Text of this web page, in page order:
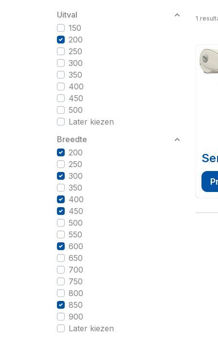
Uitval
150
200
250
300
350
400
450
500
Later kiezen
Breedte
200
250
300
350
400
450
500
550
600
650
700
750
800
850
900
Later kiezen
1